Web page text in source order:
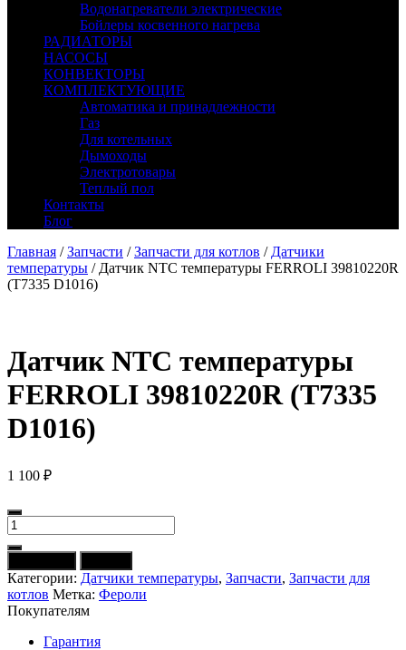
Водонагреватели электрические
Бойлеры косвенного нагрева
РАДИАТОРЫ
НАСОСЫ
КОНВЕКТОРЫ
КОМПЛЕКТУЮЩИЕ
Автоматика и принадлежности
Газ
Для котельных
Дымоходы
Электротовары
Теплый пол
Контакты
Блог
Главная /Запчасти /Запчасти для котлов / Датчики
температуры / Датчик NTC температуры FERROLI 39810220R
(T7335 D1016)
Датчик NTC температуры
FERROLI 39810220R (T7335
D1016)
1 100 ₽
Количество
товара
Датчик
NTC
температуры
FERROLI
39810220R
(T7335
Категории: Датчики температуры, Запчасти, Запчасти для
котлов Метка: Фероли
Покупателям
Гарантия